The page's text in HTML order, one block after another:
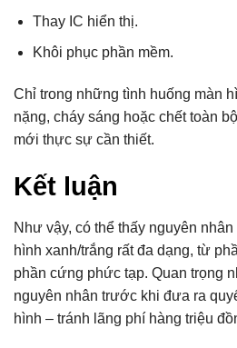
Thay IC hiển thị.
Khôi phục phần mềm.
Chỉ trong những tình huống màn
nặng, cháy sáng hoặc chết toàn
mới thực sự cần thiết.
Kết luận
Như vậy, có thể thấy nguyên
hình xanh/trắng rất đa dạng, từ
phần cứng phức tạp. Quan trọng
nguyên nhân trước khi đưa ra
hình – tránh lãng phí hàng triệu